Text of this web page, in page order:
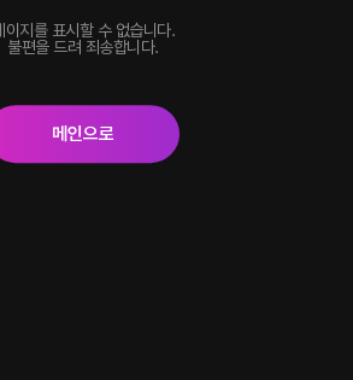
이지를 표시할 수 없습니다.
불편을 드려 죄송합니다.
메인으로